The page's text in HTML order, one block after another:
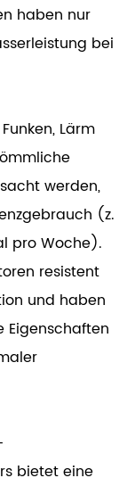
haben nur
bei
Lärm
werden,
(z.
pro Woche).
resistent
und haben
Eigenschaften
bietet eine